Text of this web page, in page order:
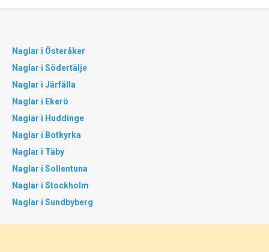
Naglar i Österåker
Naglar i Södertälje
Naglar i Järfälla
Naglar i Ekerö
Naglar i Huddinge
Naglar i Botkyrka
Naglar i Täby
Naglar i Sollentuna
Naglar i Stockholm
Naglar i Sundbyberg